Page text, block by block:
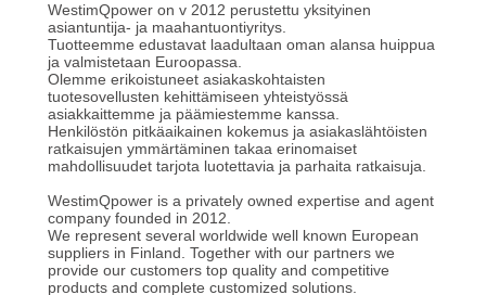
WestimQpower on v 2012 perustettu yksityinen
asiantuntija- ja maahantuontiyritys.
Tuotteemme edustavat laadultaan oman alansa huippua
ja valmistetaan Euroopassa.
Olemme erikoistuneet asiakaskohtaisten
tuotesovellusten kehittämiseen yhteistyössä
asiakkaittemme ja päämiestemme kanssa.
Henkilöstön pitkäaikainen kokemus ja asiakaslähtöisten
ratkaisujen ymmärtäminen takaa erinomaiset
mahdollisuudet tarjota luotettavia ja parhaita ratkaisuja.
WestimQpower is a privately owned expertise and agent
company founded in 2012.
We represent several worldwide well known European
suppliers in Finland. Together with our partners we
provide our customers top quality and competitive
products and complete customized solutions.